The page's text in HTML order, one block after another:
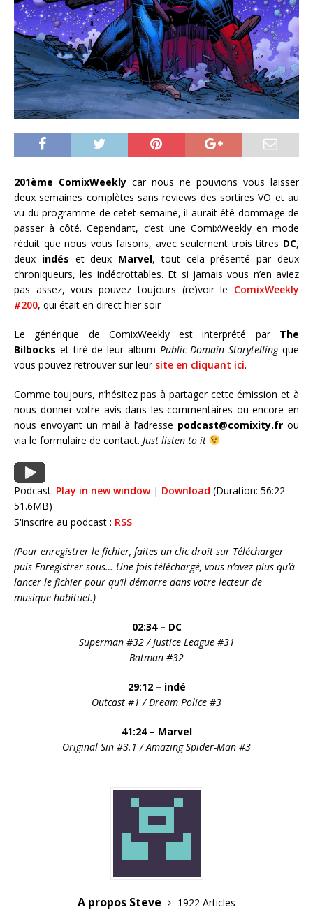
201ème ComixWeekly car nous ne pouvions vous laisser
deux semaines complètes sans reviews des sortires VO et au
vu du programme de cetet semaine, il aurait été dommage de
passer à côté. Cependant, c’est une ComixWeekly en mode
réduit que nous vous faisons, avec seulement trois titres DC,
deux indés et deux Marvel, tout cela présenté par deux
chroniqueurs, les indécrottables. Et si jamais vous n’en aviez
pas assez, vous pouvez toujours (re)voir le ComixWeekly
#200, qui était en direct hier soir
Le générique de ComixWeekly est interprété par The
Bilbocks et tiré de leur album Public Domain Storytellingque
vous pouvez retrouver sur leursite en cliquant ici.
Comme toujours, n’hésitez pas à partager cette émission et à
nous donner votre avis dans les commentaires ou encore en
nous envoyant un mail à l’adresse podcast@comixity.fr ou
via le formulaire de contact. Just listen to it
Podcast: Play in new window| Download (Duration: 56:22 —
51.6MB)
S'inscrire au podcast : RSS
(Pour enregistrer le fichier, faites un clic droit sur Télécharger
puis Enregistrer sous… Une fois téléchargé, vous n’avez plus qu’à
lancer le fichier pour qu’il démarre dans votre lecteur de
musique habituel.)
02:34 – DC
Superman #32 / Justice League #31
Batman #32
29:12 – indé
Outcast #1 / Dream Police #3
41:24 – Marvel
Original Sin #3.1 / Amazing Spider-Man #3
A propos Steve
1922 Articles